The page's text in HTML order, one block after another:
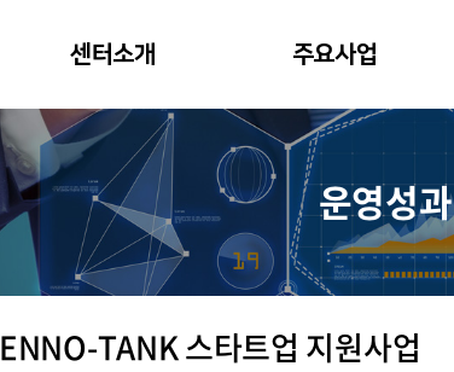
센터소개 주요사업
운영성과
ENNO-TANK 스타트업 지원사업